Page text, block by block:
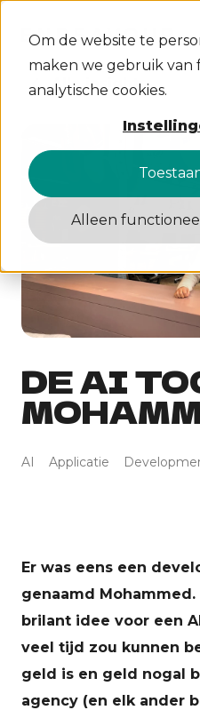
Om de website te
maken we gebruik van
analytische cookies.
Alleen
Over ons
Alle insights
DE AI
AI Applicatie
Er was eens een
genaamd
brilant idee voor een
veel tijd zou kunnen
geld is en geld nogal
agency (en elk ander